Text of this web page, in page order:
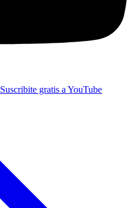
Suscribite gratis a YouTube